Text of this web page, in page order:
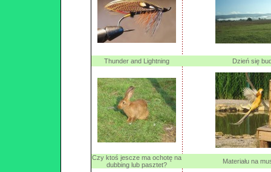
Thunder and Lightning Dzień się
Czy ktoś jescze ma ochotę na
dubbing lub pasztet?
Materiału na